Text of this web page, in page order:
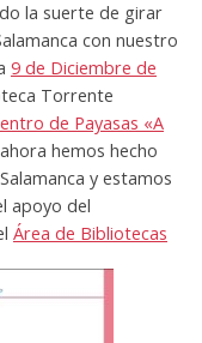
la suerte de girar
con nuestro
9 de Diciembre de
Torrente
de Payasas «A
hemos hecho
y estamos
apoyo del
Área de Bibliotecas